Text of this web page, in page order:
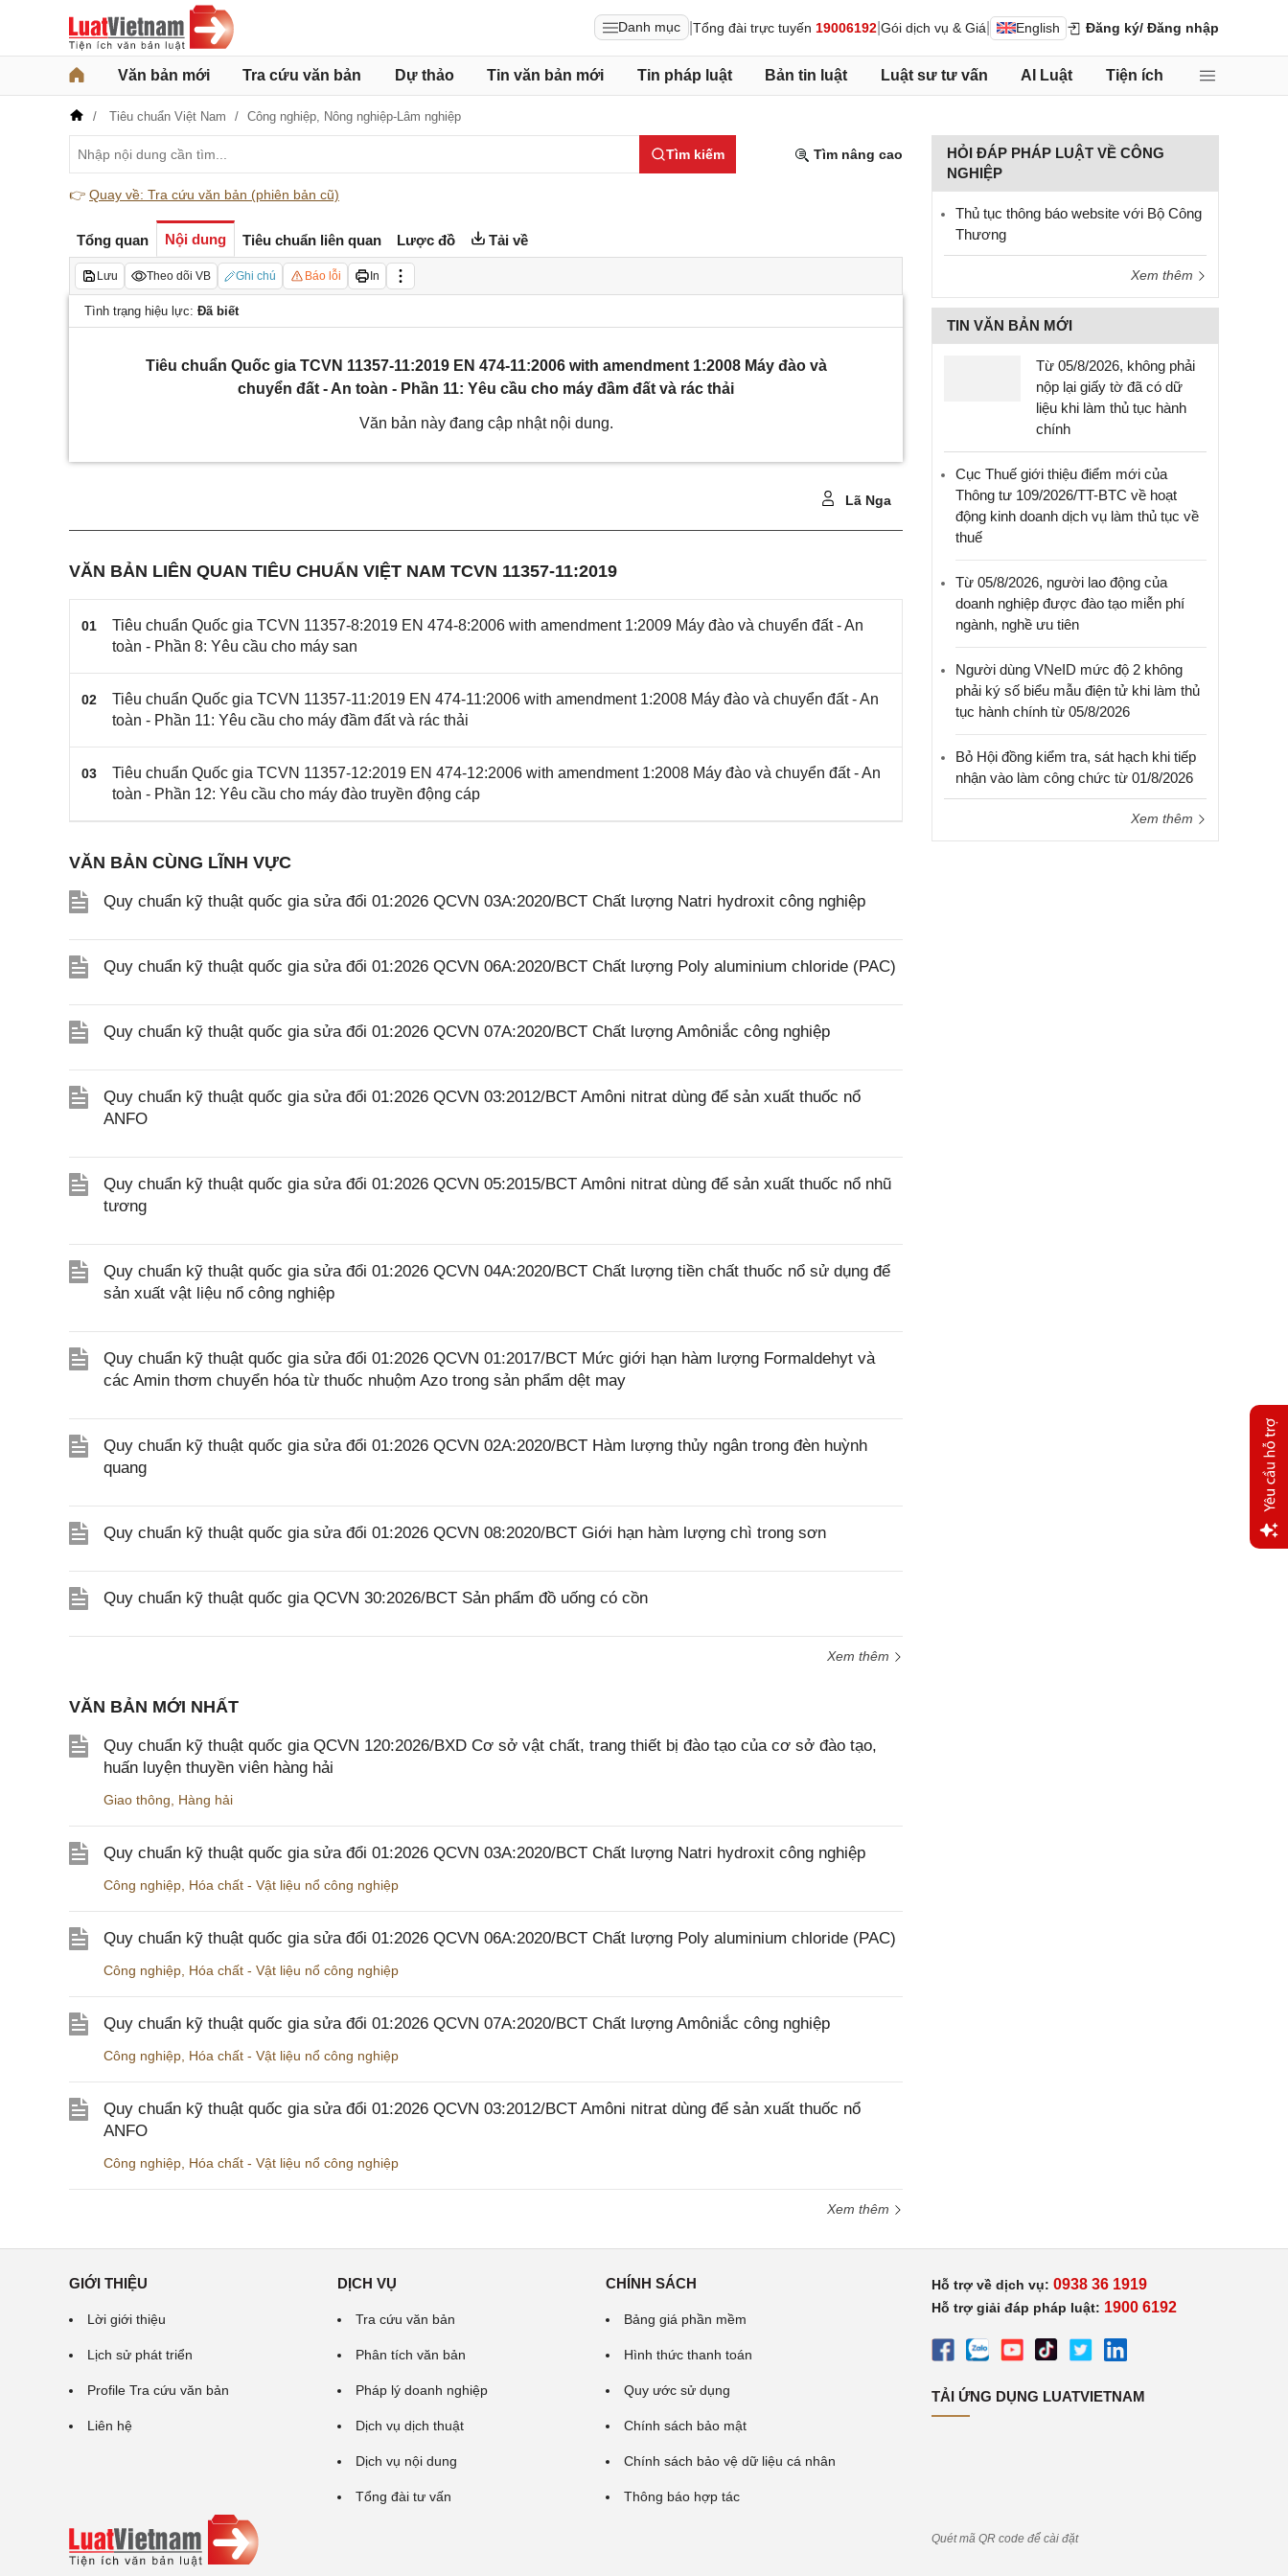
Danh mục Tổng đài trực tuyến 19006192 Gói dịch vụ & Giá English Đăng ký/ Đăng nhập
Văn bản mới Tra cứu văn bản Dự thảo Tin văn bản mới Tin pháp luật Bản tin luật Luật sư tư vấn AI Luật Tiện ích
Tiêu chuẩn Việt Nam Công nghiệp, Nông nghiệp-Lâm nghiệp
Tìm kiếm Tìm nâng cao
👉 Quay về: Tra cứu văn bản (phiên bản cũ)
Tổng quan Nội dung Tiêu chuẩn liên quan Lược đồ Tải về
Lưu Theo dõi VB Ghi chú Báo lỗi In
Tình trạng hiệu lực: Đã biết
Tiêu chuẩn Quốc gia TCVN 11357-11:2019 EN 474-11:2006 with amendment 1:2008 Máy đào và
chuyển đất - An toàn - Phần 11: Yêu cầu cho máy đầm đất và rác thải
Văn bản này đang cập nhật nội dung.
Lã Nga
VĂN BẢN LIÊN QUAN TIÊU CHUẨN VIỆT NAM TCVN 11357-11:2019
01
Tiêu chuẩn Quốc gia TCVN 11357-8:2019 EN 474-8:2006 with amendment 1:2009 Máy đào và chuyển đất - An
toàn - Phần 8: Yêu cầu cho máy san
02
Tiêu chuẩn Quốc gia TCVN 11357-11:2019 EN 474-11:2006 with amendment 1:2008 Máy đào và chuyển đất - An
toàn - Phần 11: Yêu cầu cho máy đầm đất và rác thải
03
Tiêu chuẩn Quốc gia TCVN 11357-12:2019 EN 474-12:2006 with amendment 1:2008 Máy đào và chuyển đất - An
toàn - Phần 12: Yêu cầu cho máy đào truyền động cáp
VĂN BẢN CÙNG LĨNH VỰC
Quy chuẩn kỹ thuật quốc gia sửa đổi 01:2026 QCVN 03A:2020/BCT Chất lượng Natri hydroxit công nghiệp
Quy chuẩn kỹ thuật quốc gia sửa đổi 01:2026 QCVN 06A:2020/BCT Chất lượng Poly aluminium chloride (PAC)
Quy chuẩn kỹ thuật quốc gia sửa đổi 01:2026 QCVN 07A:2020/BCT Chất lượng Amôniắc công nghiệp
Quy chuẩn kỹ thuật quốc gia sửa đổi 01:2026 QCVN 03:2012/BCT Amôni nitrat dùng để sản xuất thuốc nổ
ANFO
Quy chuẩn kỹ thuật quốc gia sửa đổi 01:2026 QCVN 05:2015/BCT Amôni nitrat dùng để sản xuất thuốc nổ nhũ
tương
Quy chuẩn kỹ thuật quốc gia sửa đổi 01:2026 QCVN 04A:2020/BCT Chất lượng tiền chất thuốc nổ sử dụng để
sản xuất vật liệu nổ công nghiệp
Quy chuẩn kỹ thuật quốc gia sửa đổi 01:2026 QCVN 01:2017/BCT Mức giới hạn hàm lượng Formaldehyt và
các Amin thơm chuyển hóa từ thuốc nhuộm Azo trong sản phẩm dệt may
Quy chuẩn kỹ thuật quốc gia sửa đổi 01:2026 QCVN 02A:2020/BCT Hàm lượng thủy ngân trong đèn huỳnh
quang
Quy chuẩn kỹ thuật quốc gia sửa đổi 01:2026 QCVN 08:2020/BCT Giới hạn hàm lượng chì trong sơn
Quy chuẩn kỹ thuật quốc gia QCVN 30:2026/BCT Sản phẩm đồ uống có cồn
Xem thêm
VĂN BẢN MỚI NHẤT
Quy chuẩn kỹ thuật quốc gia QCVN 120:2026/BXD Cơ sở vật chất, trang thiết bị đào tạo của cơ sở đào tạo,
huấn luyện thuyền viên hàng hải
Giao thông Hàng hải
Quy chuẩn kỹ thuật quốc gia sửa đổi 01:2026 QCVN 03A:2020/BCT Chất lượng Natri hydroxit công nghiệp
Công nghiệp Hóa chất - Vật liệu nổ công nghiệp
Quy chuẩn kỹ thuật quốc gia sửa đổi 01:2026 QCVN 06A:2020/BCT Chất lượng Poly aluminium chloride (PAC)
Công nghiệp Hóa chất - Vật liệu nổ công nghiệp
Quy chuẩn kỹ thuật quốc gia sửa đổi 01:2026 QCVN 07A:2020/BCT Chất lượng Amôniắc công nghiệp
Công nghiệp Hóa chất - Vật liệu nổ công nghiệp
Quy chuẩn kỹ thuật quốc gia sửa đổi 01:2026 QCVN 03:2012/BCT Amôni nitrat dùng để sản xuất thuốc nổ
ANFO
Công nghiệp Hóa chất - Vật liệu nổ công nghiệp
Xem thêm
HỎI ĐÁP PHÁP LUẬT VỀ CÔNG
NGHIỆP
Thủ tục thông báo website với Bộ Công
Thương
Xem thêm
TIN VĂN BẢN MỚI
Từ 05/8/2026, không phải
nộp lại giấy tờ đã có dữ
liệu khi làm thủ tục hành
chính
Cục Thuế giới thiệu điểm mới của
Thông tư 109/2026/TT-BTC về hoạt
động kinh doanh dịch vụ làm thủ tục về
thuế
Từ 05/8/2026, người lao động của
doanh nghiệp được đào tạo miễn phí
ngành, nghề ưu tiên
Người dùng VNeID mức độ 2 không
phải ký số biểu mẫu điện tử khi làm thủ
tục hành chính từ 05/8/2026
Bỏ Hội đồng kiểm tra, sát hạch khi tiếp
nhận vào làm công chức từ 01/8/2026
Xem thêm
GIỚI THIỆU
Lời giới thiệu
Lịch sử phát triển
Profile Tra cứu văn bản
Liên hệ
DỊCH VỤ
Tra cứu văn bản
Phân tích văn bản
Pháp lý doanh nghiệp
Dịch vụ dịch thuật
Dịch vụ nội dung
Tổng đài tư vấn
CHÍNH SÁCH
Bảng giá phần mềm
Hình thức thanh toán
Quy ước sử dụng
Chính sách bảo mật
Chính sách bảo vệ dữ liệu cá nhân
Thông báo hợp tác
Hỗ trợ về dịch vụ: 0938 36 1919
Hỗ trợ giải đáp pháp luật: 1900 6192
TẢI ỨNG DỤNG LUATVIETNAM
Quét mã QR code để cài đặt